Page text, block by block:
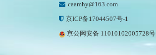
caamhy@163.com
京ICP备17044507号-1
京公网安备 11010102005728号